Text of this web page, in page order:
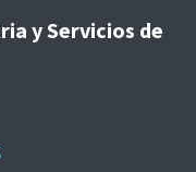
y Servicios de